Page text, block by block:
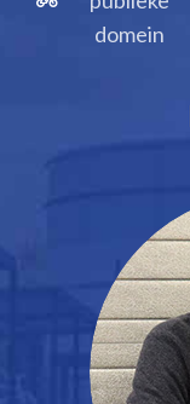
domein